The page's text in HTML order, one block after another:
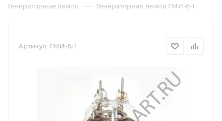
Генераторные лампы — Генераторная лампа ГМИ-6-1
Артикул: ГМИ-6-1